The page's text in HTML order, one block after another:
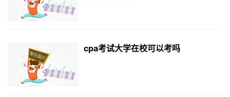
cpa考试大学在校可以考吗